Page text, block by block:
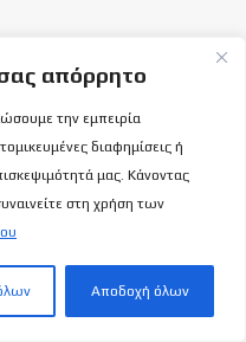
απόρρητο
την εμπειρία
διαφημίσεις ή
μας. Κάνοντας
στη χρήση των
Αποδοχή όλων
Για το πρώτο βήμα
(Σύνδεσμος